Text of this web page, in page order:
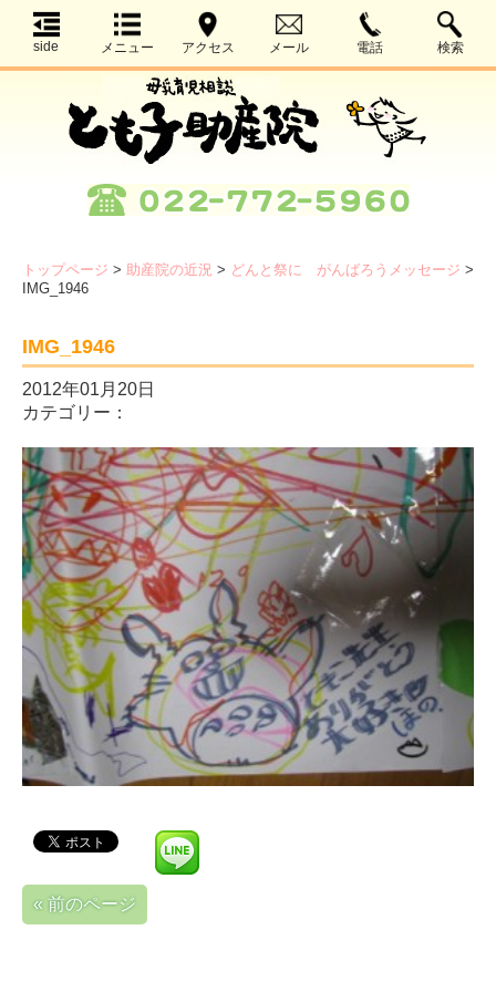
side メニュー アクセス メール 電話 検索
トップページ > 助産院の近況 > どんと祭に がんばろうメッセージ >
IMG_1946
IMG_1946
2012年01月20日
カテゴリー：
« 前のページ